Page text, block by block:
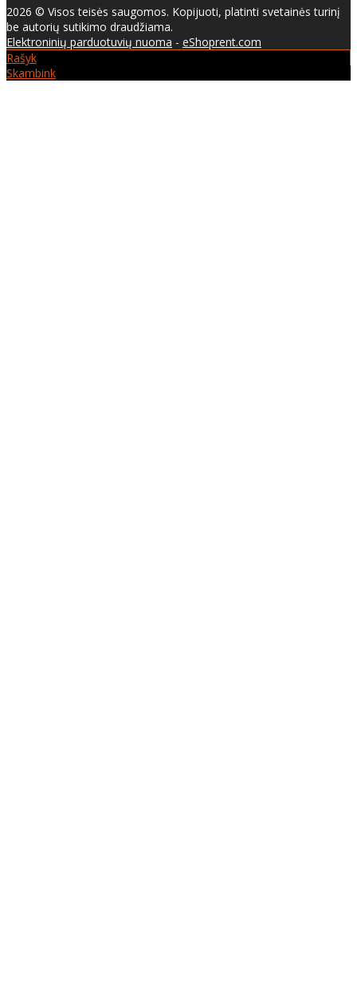
2026 © Visos teisės saugomos. Kopijuoti, platinti svetainės turinį
be autorių sutikimo draudžiama.
Elektroninių parduotuvių nuoma - eShoprent.com
Rašyk
Skambink